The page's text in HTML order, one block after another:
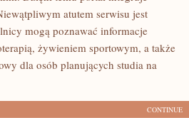
atutem serwisu jest
mogą poznawać informacje
żywieniem sportowym, a także
dla osób planujących studia na
CONTINUE